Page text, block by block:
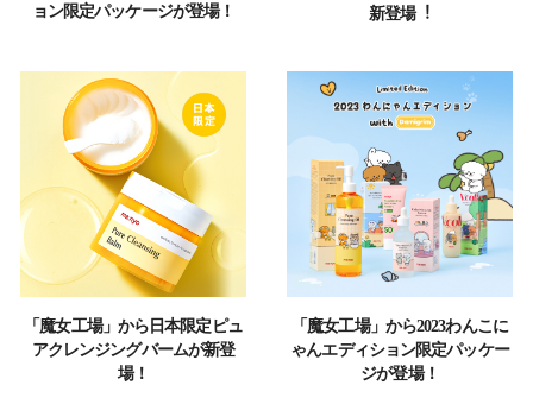
ョン限定パッケージが登場！
新登場︕
「魔女工場」から日本限定ピュ
アクレンジングバームが新登
場！
「魔女工場」から2023わんこに
ゃんエディション限定パッケー
ジが登場！